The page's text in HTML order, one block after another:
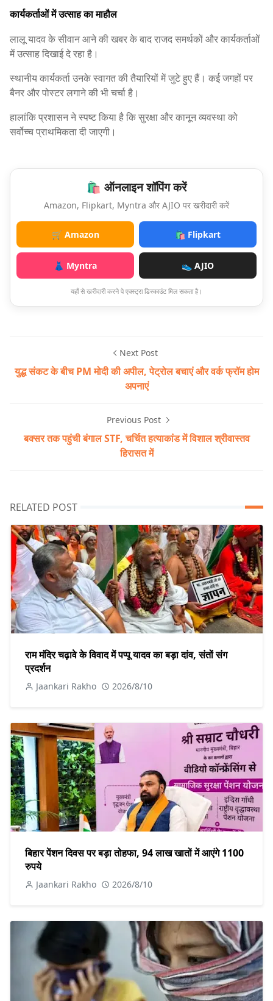
कार्यकर्ताओं में उत्साह का माहौल
लालू यादव के सीवान आने की खबर के बाद राजद समर्थकों और कार्यकर्ताओं
में उत्साह दिखाई दे रहा है।
स्थानीय कार्यकर्ता उनके स्वागत की तैयारियों में जुटे हुए हैं। कई जगहों पर
बैनर और पोस्टर लगाने की भी चर्चा है।
हालांकि प्रशासन ने स्पष्ट किया है कि सुरक्षा और कानून व्यवस्था को
सर्वोच्च प्राथमिकता दी जाएगी।
🛍️ ऑनलाइन शॉपिंग करें
Amazon, Flipkart, Myntra और AJIO पर खरीदारी करें
🛒 Amazon 🛍️ Flipkart
👗 Myntra 👟 AJIO
यहाँ से खरीदारी करने पे एक्स्ट्रा डिस्काउंट मिल सकता है।
Next Post
युद्ध संकट के बीच PM मोदी की अपील, पेट्रोल बचाएं और वर्क फ्रॉम होम
अपनाएं
Previous Post
बक्सर तक पहुंची बंगाल STF, चर्चित हत्याकांड में विशाल श्रीवास्तव
हिरासत में
RELATED POST
राम मंदिर चढ़ावे के विवाद में पप्पू यादव का बड़ा दांव, संतों संग
प्रदर्शन
Jaankari Rakho 2026/8/10
बिहार पेंशन दिवस पर बड़ा तोहफा, 94 लाख खातों में आएंगे 1100
रुपये
Jaankari Rakho 2026/8/10